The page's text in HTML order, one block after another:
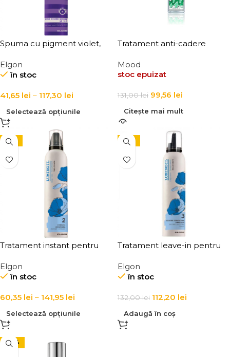
Spuma cu pigment violet,
Colorcare Pure Silver
Mousse pH 5.5
Elgon
în stoc
41,65 lei – 117,30 lei
Selectează opțiunile
Tratament anti-cadere
Loss Treatment 100 ml
Mood
stoc epuizat
131,00lei 99,56 lei
Citește mai mult
-15%
Tratament instant pentru
Luminoil Instant Synergy
Elgon
în stoc
60,35 lei – 141,95 lei
Selectează opțiunile
-15%
Tratament leave-in pentru
Luminoil Moisture Boost
Elgon
în stoc
132,00lei 112,20 lei
Adaugă în coș
-24%